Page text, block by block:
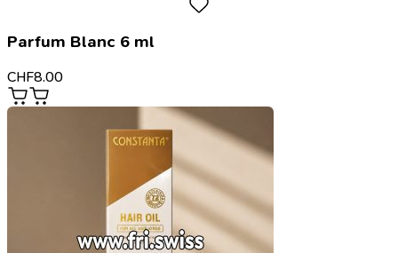
Parfum Blanc 6 ml
CHF8.00